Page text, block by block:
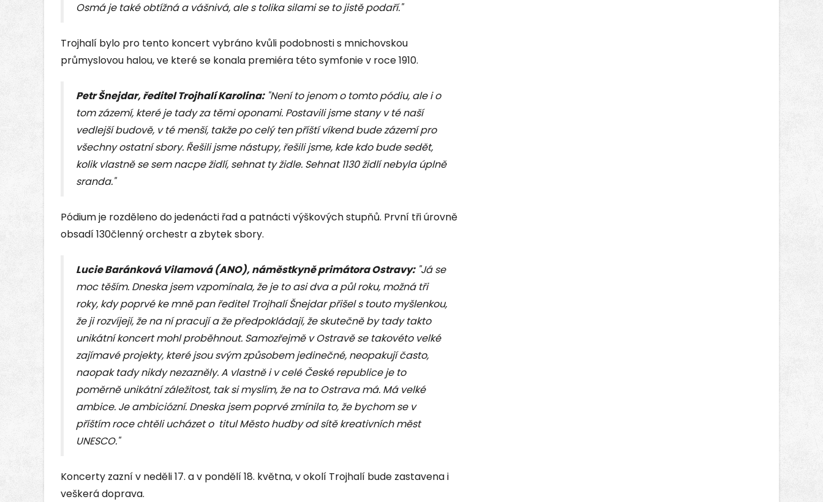
Osmá je také obtížná a vášnivá, ale s tolika silami se to jistě podaří."
Trojhalí bylo pro tento koncert vybráno kvůli podobnosti s mnichovskou
průmyslovou halou, ve které se konala premiéra této symfonie v roce 1910.
Petr Šnejdar, ředitel Trojhalí Karolina:"Není to jenom o tomto pódiu, ale i o
tom zázemí, které je tady za těmi oponami. Postavili jsme stany v té naší
vedlejší budově, v té menší, takže po celý ten příští víkend bude zázemí pro
všechny ostatní sbory. Řešili jsme nástupy, řešili jsme, kde kdo bude sedět,
kolik vlastně se sem nacpe židlí, sehnat ty židle. Sehnat 1130 židlí nebyla úplně
sranda."
Pódium je rozděleno do jedenácti řad a patnácti výškových stupňů. První tři úrovně
obsadí 130členný orchestr a zbytek sbory.
Lucie Baránková Vilamová (ANO), náměstkyně primátora Ostravy:"Já se
moc těším. Dneska jsem vzpomínala, že je to asi dva a půl roku, možná tři
roky, kdy poprvé ke mně pan ředitel Trojhalí Šnejdar přišel s touto myšlenkou,
že ji rozvíjejí, že na ní pracují a že předpokládají, že skutečně by tady takto
unikátní koncert mohl proběhnout. Samozřejmě v Ostravě se takovéto velké
zajímavé projekty, které jsou svým způsobem jedinečné, neopakují často,
naopak tady nikdy nezazněly. A vlastně i v celé České republice je to
poměrně unikátní záležitost, tak si myslím, že na to Ostrava má. Má velké
ambice. Je ambiciózní. Dneska jsem poprvé zmínila to, že bychom se v
příštím roce chtěli ucházet o titul Město hudby od sítě kreativních měst
UNESCO."
Koncerty zazní v neděli 17. a v pondělí 18. května, v okolí Trojhalí bude zastavena i
veškerá doprava.